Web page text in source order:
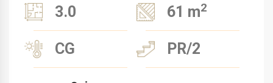
3.0 61 m2
CG PR/2